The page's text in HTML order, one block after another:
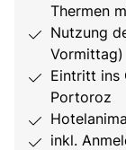
Thermen
Nutzung
Vormittag)
Eintritt ins
Portoroz
inkl.